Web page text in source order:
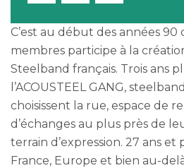
C’est au début des années 90
membres participe à la
Steelband français. Trois ans
l’ACOUSTEEL GANG,
choisissent la rue, espace de
d’échanges au plus près de
terrain d’expression. 27 ans et
France, Europe et bien au-